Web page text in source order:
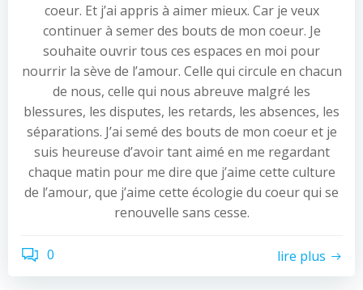
coeur. Et j’ai appris à aimer mieux. Car je veux
continuer à semer des bouts de mon coeur. Je
souhaite ouvrir tous ces espaces en moi pour
nourrir la sève de l’amour. Celle qui circule en chacun
de nous, celle qui nous abreuve malgré les
blessures, les disputes, les retards, les absences, les
séparations. J’ai semé des bouts de mon coeur et je
suis heureuse d’avoir tant aimé en me regardant
chaque matin pour me dire que j’aime cette culture
de l’amour, que j’aime cette écologie du coeur qui se
renouvelle sans cesse.
0 lire plus